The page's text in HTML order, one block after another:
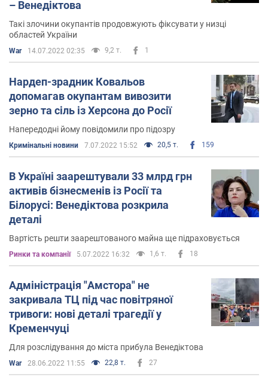
– Венедіктова
Такі злочини окупантів продовжують фіксувати у низці
областей України
War 14.07.2022 02:35 9,2 т. 1
Нардеп-зрадник Ковальов
допомагав окупантам вивозити
зерно та сіль із Херсона до Росії
Напередодні йому повідомили про підозру
Кримінальні новини 7.07.2022 15:52 20,5 т. 159
В Україні заарештували 33 млрд грн
активів бізнесменів із Росії та
Білорусі: Венедіктова розкрила
деталі
Вартість решти заарештованого майна ще підраховується
Ринки та компанії 5.07.2022 16:32 1,6 т. 18
Адміністрація "Амстора" не
закривала ТЦ під час повітряної
тривоги: нові деталі трагедії у
Кременчуці
Для розслідування до міста прибула Венедіктова
War 28.06.2022 11:55 22,8 т. 27